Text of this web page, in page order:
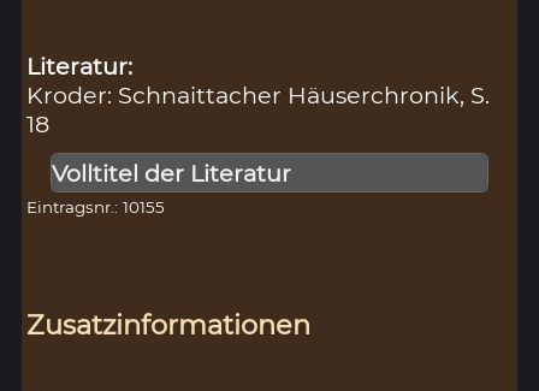
Literatur:
Kroder: Schnaittacher Häuserchronik, S.
18
Volltitel der Literatur
Eintragsnr.: 10155
Zusatzinformationen